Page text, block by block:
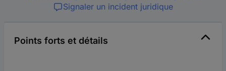
Signaler un incident juridique
Points forts et détails